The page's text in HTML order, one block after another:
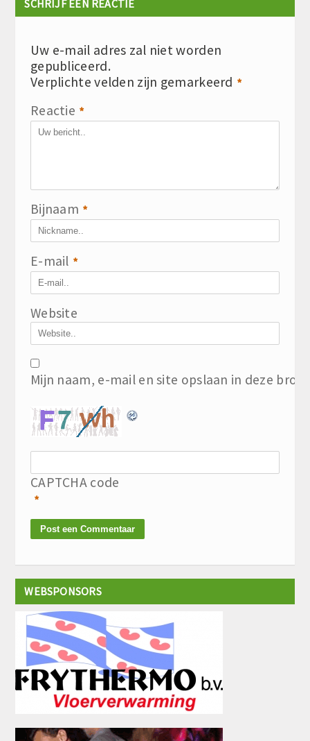
SCHRIJF EEN REACTIE
Uw e-mail adres zal niet worden
gepubliceerd.
Verplichte velden zijn gemarkeerd *
Reactie *
Bijnaam *
E-mail *
Website
Mijn naam, e-mail en site opslaan in deze
CAPTCHA code
*
WEBSPONSORS